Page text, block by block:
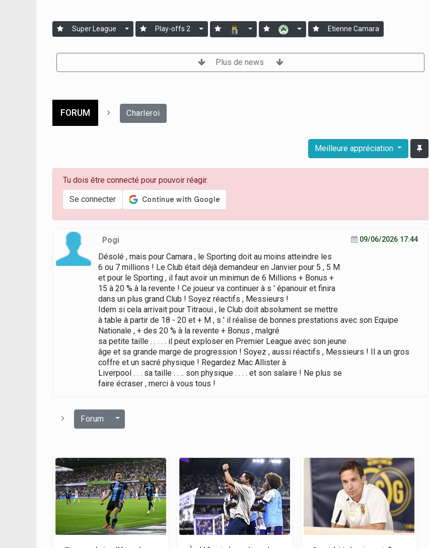
Super League Play-offs 2 Etienne Camara
Plus de news
FORUM Charleroi
Meilleure appréciation
Tu dois être connecté pour pouvoir réagir.
Se connecter
Pogi 09/06/2026 17:44
Désolé , mais pour Camara , le Sporting doit au moins atteindre les
6 ou 7 millions ! Le Club était déjà demandeur en Janvier pour 5 , 5 M
et pour le Sporting , il faut avoir un minimun de 6 Millions + Bonus +
15 à 20 % à la revente ! Ce joueur va continuer à s ' épanouir et finira
dans un plus grand Club ! Soyez réactifs , Messieurs !
Idem si cela arrivait pour Titraoui , le Club doit absolument se mettre
à table à partir de 18 - 20 et + M , s ' il réalise de bonnes prestations avec son Equipe
Nationale , + des 20 % à la revente + Bonus , malgré
sa petite taille . . . . . il peut exploser en Premier League avec son jeune
âge et sa grande marge de progression ! Soyez , aussi réactifs , Messieurs ! Il a un gros
coffre et un sacré physique ! Regardez Mac Allister à
Liverpool . . . sa taille . . .. son physique . . . . et son salaire ! Ne plus se
faire écraser , merci à vous tous !
Forum Sélectionner